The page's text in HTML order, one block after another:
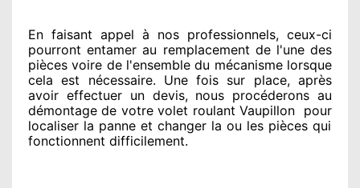
En faisant appel à nos professionnels, ceux-ci
pourront entamer au remplacement de l'une des
pièces voire de l'ensemble du mécanisme lorsque
cela est nécessaire. Une fois sur place, après
avoir effectuerun devis, nous procéderons au
démontage de votre volet roulant Vaupillon
pour
localiser la panne et changer la ou les pièces qui
fonctionnent difficilement.